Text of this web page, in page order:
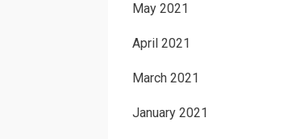
May 2021
April 2021
March 2021
January 2021